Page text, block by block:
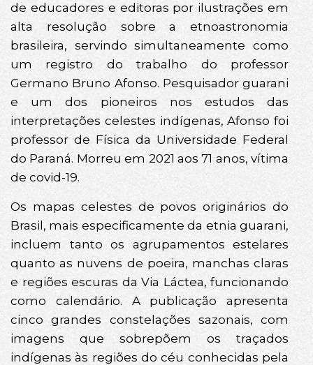
de educadores e editoras por ilustrações em
alta resolução sobre a etnoastronomia
brasileira, servindo simultaneamente como
um registro do trabalho do professor
Germano Bruno Afonso. Pesquisador guarani
e um dos pioneiros nos estudos das
interpretações celestes indígenas, Afonso foi
professor de Física da Universidade Federal
do Paraná. Morreu em 2021 aos 71 anos, vítima
de covid-19.
Os mapas celestes de povos originários do
Brasil, mais especificamente da etnia guarani,
incluem tanto os agrupamentos estelares
quanto as nuvens de poeira, manchas claras
e regiões escuras da Via Láctea, funcionando
como calendário. A publicação apresenta
cinco grandes constelações sazonais, com
imagens que sobrepõem os traçados
indígenas às regiões do céu conhecidas pela